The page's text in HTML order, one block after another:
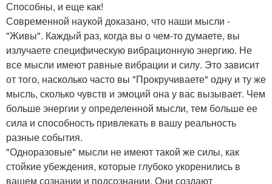
Способны, и еще как!
Современной наукой доказано, что наши мысли -
"Живы". Каждый раз, когда вы о чем-то думаете, вы
излучаете специфическую вибрационную энергию. Не
все мысли имеют равные вибрации и силу. Это зависит
от того, насколько часто вы "Прокручиваете" одну и ту же
мысль, сколько чувств и эмоций она у вас вызывает. Чем
больше энергии у определенной мысли, тем больше ее
сила и способность привлекать в вашу реальность
разные события.
"Одноразовые" мысли не имеют такой же силы, как
стойкие убеждения, которые глубоко укоренились в
вашем сознании и подсознании. Они создают